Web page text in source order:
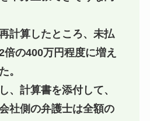
計算したところ、未払
の400万円程度に増え
。
、計算書を添付して、
社側の弁護士は全額の